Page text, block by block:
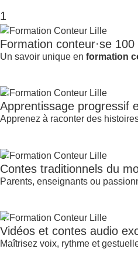
1
Formation conteur·se
Un savoir unique en formation
2
Apprentissage progressif
Apprenez à raconter des
3
Contes traditionnels du
Parents, enseignants ou
4
Vidéos et contes audio
Maîtrisez voix, rythme et